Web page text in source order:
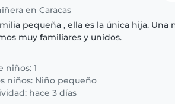
en Caracas
pequeña , ella es la única hija. Una
muy familiares y unidos.
niños: 1
niños: Niño pequeño
hace 3 días